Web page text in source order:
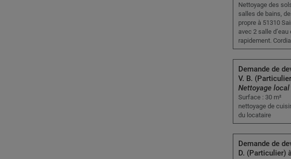
Nettoyage des
salles de bains,
propre à 51310
avec 2 salle
rapidement.
Demande de
V. B.
Nettoyage
Surface : 30 m²
nettoyage de
du locataire
Demande de
D. (Particulier)